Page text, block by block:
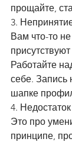
прощайте,
3.
Вам что-то
Работайте
себе.
шапке
4.
Это про
принципе,